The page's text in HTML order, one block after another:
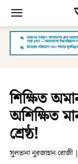
শিক্ষিত
অশিক্ষিত
শ্রেষ্ঠ!
সুলতানা নুরজাহান রোজী